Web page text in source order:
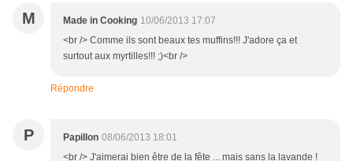
M Made in Cooking 10/06/2013 17:07
<br /> Comme ils sont beaux tes muffins!!! J'adore ça et
surtout aux myrtilles!!! ;)<br />
Répondre
P Papillon 08/06/2013 18:01
<br /> J'aimerai bien être de la fête ... mais sans la lavande !